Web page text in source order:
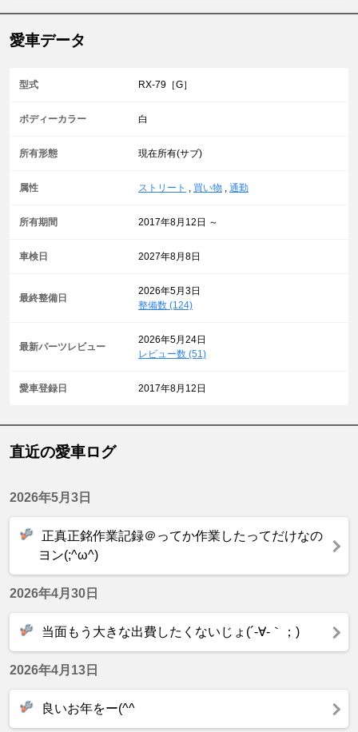
愛車データ
型式 RX-79［G］
ボディーカラー 白
所有形態 現在所有(サブ)
属性 ストリート , 買い物 , 通勤
所有期間 2017年8月12日 ～
車検日 2027年8月8日
最終整備日
2026年5月3日
整備数 (124)
最新パーツレビュー
2026年5月24日
レビュー数 (51)
愛車登録日 2017年8月12日
直近の愛車ログ
2026年5月3日
正真正銘作業記録＠ってか作業したってだけなの
ヨン(;^ω^)
2026年4月30日
当面もう大きな出費したくないじょ(´-∀-｀；)
2026年4月13日
良いお年をー(^^ゞ